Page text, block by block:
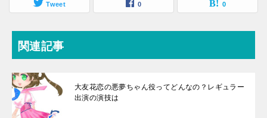
Tweet 0 0
関連記事
大友花恋の悪夢ちゃん役ってどんなの？レギュラー
出演の演技は